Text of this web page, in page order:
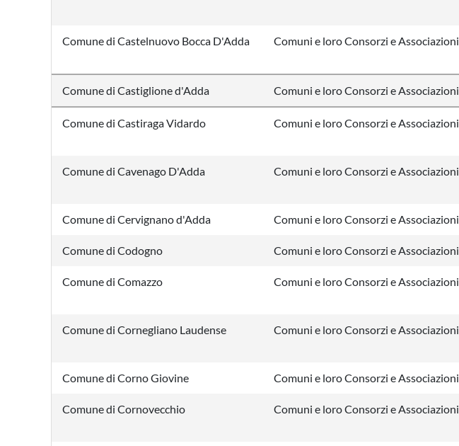
Comune di Castelnuovo Bocca D'Adda Comuni e loro Consorzi e Associazioni
Comune di Castiglione d'Adda Comuni e loro Consorzi e Associazioni
Comune di Castiraga Vidardo Comuni e loro Consorzi e Associazioni
Comune di Cavenago D'Adda Comuni e loro Consorzi e Associazioni
Comune di Cervignano d'Adda Comuni e loro Consorzi e Associazioni
Comune di Codogno Comuni e loro Consorzi e Associazioni
Comune di Comazzo Comuni e loro Consorzi e Associazioni
Comune di Cornegliano Laudense Comuni e loro Consorzi e Associazioni
Comune di Corno Giovine Comuni e loro Consorzi e Associazioni
Comune di Cornovecchio Comuni e loro Consorzi e Associazioni